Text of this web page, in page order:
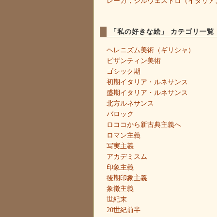
「私の好きな絵」 カテゴリ一覧
ヘレニズム美術（ギリシャ）
ビザンティン美術
ゴシック期
初期イタリア・ルネサンス
盛期イタリア・ルネサンス
北方ルネサンス
バロック
ロココから新古典主義へ
ロマン主義
写実主義
アカデミスム
印象主義
後期印象主義
象徴主義
世紀末
20世紀前半